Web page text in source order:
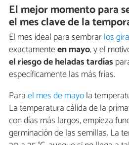
El mejor momento para
el mes clave de la
El mes ideal para sembrarlos
exactamenteen mayo, y el
el riesgo de heladas tardías
específicamente las más frías.
Parael mes de mayola
La temperatura cálida de la
con días más largos, empieza
germinación de las semillas. La